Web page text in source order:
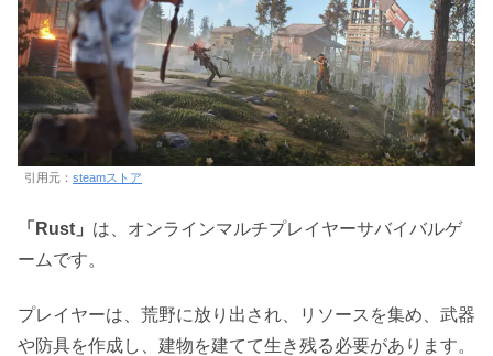
引用元： steamストア
「Rust」 は、オンラインマルチプレイヤーサバイバルゲ
ームです。
プレイヤーは、荒野に放り出され、リソースを集め、武器
や防具を作成し、建物を建てて生き残る必要があります。